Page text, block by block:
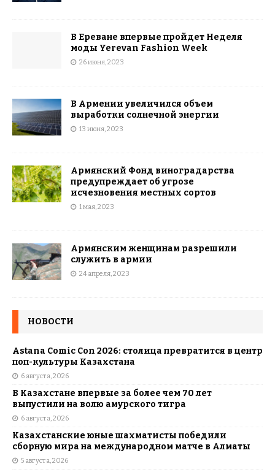
В Ереване впервые пройдет Неделя
моды Yerevan Fashion Week
26 июня, 2023
В Армении увеличился объем
выработки солнечной энергии
13 июня, 2023
Армянский Фонд виноградарства
предупреждает об угрозе
исчезновения местных сортов
1 мая, 2023
Армянским женщинам разрешили
служить в армии
24 апреля, 2023
НОВОСТИ
Astana Comic Con 2026: столица превратится в центр
поп-культуры Казахстана
6 августа, 2026
В Казахстане впервые за более чем 70 лет
выпустили на волю амурского тигра
6 августа, 2026
Казахстанские юные шахматисты победили
сборную мира на международном матче в Алматы
5 августа, 2026